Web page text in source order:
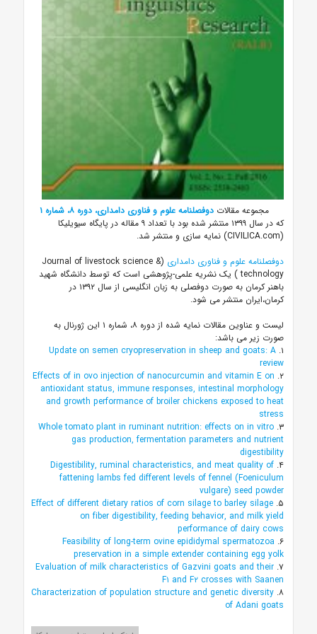
مجموعه مقالات دوفصلنامه علوم و فناوری دامداری، دوره ۸، شماره ۱
که در سال ۱۳۹۹ منتشر شده بود با تعداد ۹ مقاله در پایگاه سیویلیکا
(CIVILICA.com) نمایه سازی و منتشر شد.
دوفصلنامه علوم و فناوری دامداری (Journal of livestock science &
technology ) یک نشریه علمی-پژوهشی است که توسط دانشگاه شهید
باهنر کرمان به صورت دوفصلی به زبان انگلیسی از سال ۱۳۹۲ در
کرمان،ایران منتشر می شود.
لیست و عناوین مقالات نمایه شده از دوره ۸، شماره ۱ این ژورنال به
صورت زیر می باشد:
۱. Update on semen cryopreservation in sheep and goats: A
review
۲. Effects of in ovo injection of nanocurcumin and vitamin E on
antioxidant status, immune responses, intestinal morphology
and growth performance of broiler chickens exposed to heat
stress
۳. Whole tomato plant in ruminant nutrition: effects on in vitro
gas production, fermentation parameters and nutrient
digestibility
۴. Digestibility, ruminal characteristics, and meat quality of
fattening lambs fed different levels of fennel (Foeniculum
vulgare) seed powder
۵. Effect of different dietary ratios of corn silage to barley silage
on fiber digestibility, feeding behavior, and milk yield
performance of dairy cows
۶. Feasibility of long-term ovine epididymal spermatozoa
preservation in a simple extender containing egg yolk
۷. Evaluation of milk characteristics of Gazvini goats and their
F۱ and F۲ crosses with Saanen
۸. Characterization of population structure and genetic diversity
of Adani goats